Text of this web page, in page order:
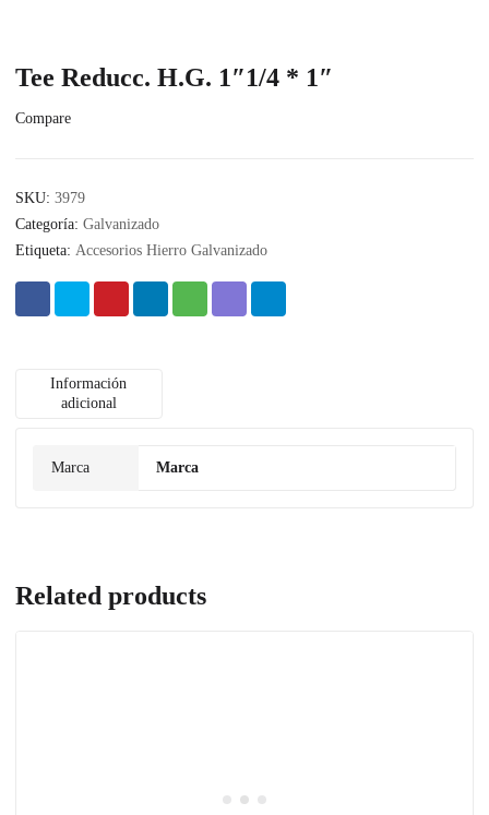
Tee Reducc. H.G. 1″1/4 * 1″
Compare
SKU: 3979
Categoría: Galvanizado
Etiqueta: Accesorios Hierro Galvanizado
Información
adicional
Marca Marca
Related products